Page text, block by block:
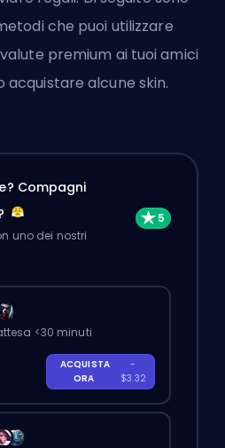
che puoi utilizzare
premium ai tuoi amici
acquistare alcune skin.
Compagni
uno dei nostri
<30 minuti
ACQUISTA
ORA
-
$3.32